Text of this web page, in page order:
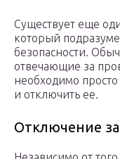
Существует еще
который
безопасности.
отвечающие за
необходимо
и отключить ее.
Отключение